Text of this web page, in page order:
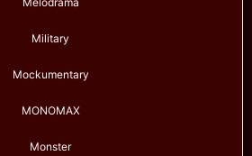
Military
Mockumentary
MONOMAX
Monster